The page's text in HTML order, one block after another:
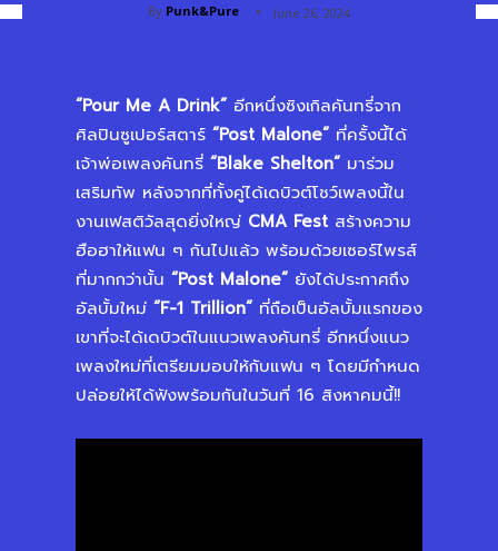
By Punk&Pure June 26, 2024
“Pour Me A Drink” อีกหนึ่งซิงเกิลคันทรี่จาก
ศิลปินซูเปอร์สตาร์ “Post Malone” ที่ครั้งนี้ได้
เจ้าพ่อเพลงคันทรี่ “Blake Shelton” มาร่วม
เสริมทัพ หลังจากที่ทั้งคู่ได้เดบิวต์โชว์เพลงนี้ใน
งานเฟสติวัลสุดยิ่งใหญ่ CMA Fest สร้างความ
ฮือฮาให้แฟน ๆ กันไปแล้ว พร้อมด้วยเซอร์ไพรส์
ที่มากกว่านั้น “Post Malone” ยังได้ประกาศถึง
อัลบั้มใหม่ “F-1 Trillion” ที่ถือเป็นอัลบั้มแรกของ
เขาที่จะได้เดบิวต์ในแนวเพลงคันทรี่ อีกหนึ่งแนว
เพลงใหม่ที่เตรียมมอบให้กับแฟน ๆ โดยมีกำหนด
ปล่อยให้ได้ฟังพร้อมกันในวันที่ 16 สิงหาคมนี้!!